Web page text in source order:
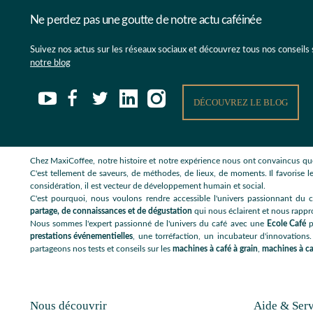
Ne perdez pas une goutte de notre actu caféinée
Suivez nos actus sur les réseaux sociaux et découvrez tous nos
notre blog
DÉCOUVREZ LE BLOG
Chez MaxiCoffee, notre histoire et notre expérience nous ont convaincus
C'est tellement de saveurs, de méthodes, de lieux, de moments. Il favorise
considération, il est vecteur de développement humain et social.
C'est pourquoi, nous voulons rendre accessible l'univers passionnant du
partage, de connaissances et de dégustation qui nous éclairent et nous
Nous sommes l'expert passionné de l'univers du café avec une Ecole Café
prestations événementielles , une torréfaction, un incubateur
partageons nos tests et conseils sur les machines à café à grain machines à
Nous découvrir Aide &